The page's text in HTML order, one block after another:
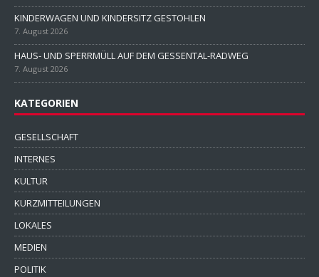
KINDERWAGEN UND KINDERSITZ GESTOHLEN
7. August 2026
HAUS- UND SPERRMÜLL AUF DEM GESSENTAL-RADWEG
7. August 2026
KATEGORIEN
GESELLSCHAFT
INTERNES
KULTUR
KURZMITTEILUNGEN
LOKALES
MEDIEN
POLITIK